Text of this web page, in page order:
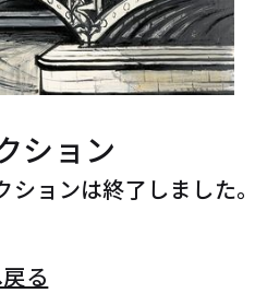
ション
ョンは終了しました。
る